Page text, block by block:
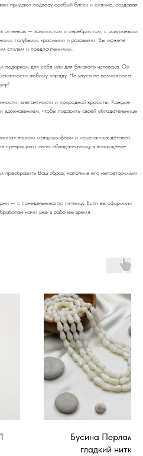
придают подвесу особый блеск и сияние, создавая
оттенках — золотистом и серебристом, с различными
голубыми, красными и розовыми. Вы можете
стилем и предпочтениями.
подарком для себя или для близкого человека. Он
любому наряду. Не упустите возможность
элегантности и природной красоты. Каждое
чтобы подарить своей обладательнице
языком изящных форм и изысканных деталей.
превращают свою обладательницу в воплощение
преобразить Ваш образ, наполнив его неповторимым
— с понедельника по пятницу. Если вы оформили
нами уже в рабочее время.
Бусина
гладкий нитка